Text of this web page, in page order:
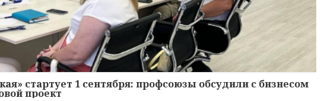
стартует 1 сентября: профсоюзы обсудили с бизнесом
проект